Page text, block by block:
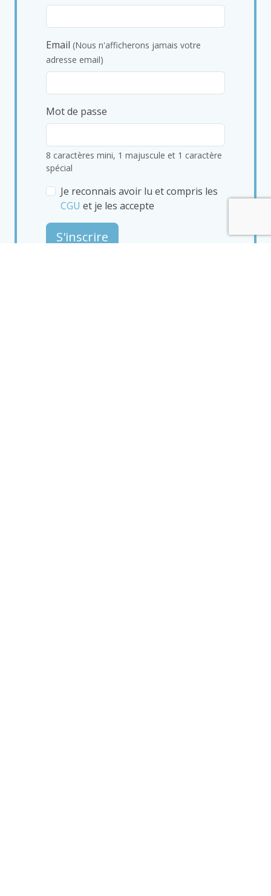
Email (Nous n'afficherons jamais votre
adresse email)
Mot de passe
8 caractères mini, 1 majuscule et 1 caractère
spécial
Je reconnais avoir lu et compris les
CGU et je les accepte
S'inscrire